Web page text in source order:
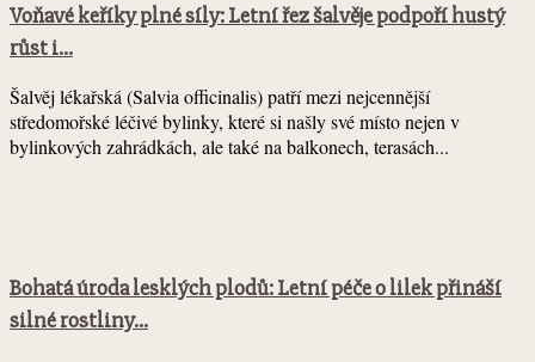
Voňavé keříky plné síly: Letní řez šalvěje podpoří hustý
růst i...
Šalvěj lékařská (Salvia officinalis) patří mezi nejcennější
středomořské léčivé bylinky, které si našly své místo nejen v
bylinkových zahrádkách, ale také na balkonech, terasách...
Bohatá úroda lesklých plodů: Letní péče o lilek přináší
silné rostliny...